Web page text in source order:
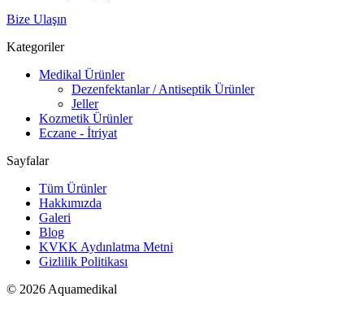
Bize Ulaşın
Kategoriler
Medikal Ürünler
Dezenfektanlar / Antiseptik Ürünler
Jeller
Kozmetik Ürünler
Eczane - İtriyat
Sayfalar
Tüm Ürünler
Hakkımızda
Galeri
Blog
KVKK Aydınlatma Metni
Gizlilik Politikası
© 2026 Aquamedikal